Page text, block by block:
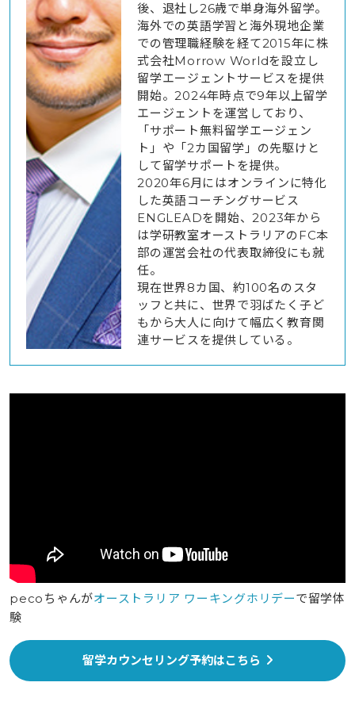
後、退社し26歳で単身海外留学。
海外での英語学習と海外現地企業
での管理職経験を経て2015年に株
式会社Morrow Worldを設立し
留学エージェントサービスを提供
開始。2024年時点で9年以上留学
エージェントを運営しており、
「サポート無料留学エージェン
ト」や「2カ国留学」の先駆けと
して留学サポートを提供。
2020年6月にはオンラインに特化
した英語コーチングサービス
ENGLEADを開始、2023年から
は学研教室オーストラリアのFC本
部の運営会社の代表取締役にも就
任。
現在世界8カ国、約100名のスタ
ッフと共に、世界で羽ばたく子ど
もから大人に向けて幅広く教育関
連サービスを提供している。
pecoちゃんがオーストラリア ワーキングホリデーで留学体
験
留学カウンセリング予約はこちら